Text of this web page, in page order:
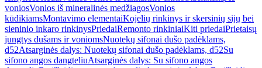
voniosVonios iš mineralinės medžiagosVonios
kūdikiamsMontavimo elementaiKojelių rinkinys ir skersinių sijų bei
sieninio inkaro rinkinysPriedaiRemonto rinkiniaiKiti priedaiPrietaisų
jungtys dušams ir voniomsNuotekų sifonai dušo padėklams,
d52Atsarginės dalys: Nuotekų sifonai dušo padėklams, d52Su
sifono angos dangteliuAtsarginės dalys: Su sifono angos